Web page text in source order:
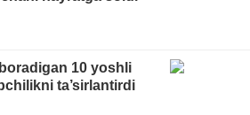
10 yoshli
ta’sirlantirdi